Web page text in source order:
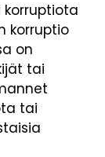
korruptio
on
tai
tai